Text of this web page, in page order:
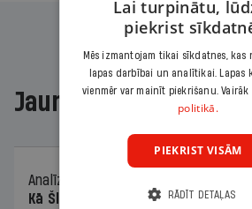
Jaunākajā žurnālā
Analīze
Kā Šlesera partija palika nesodīta
Lai turpinātu,
piekrist
Mēs izmantojam tikai sīkdatnes, kas
lapas darbībai un analītikai. Lapas
vienmēr var mainīt piekrišanu. Vairāk
politikā.
PIEKRIST VISĀM
RĀDĪT DETAĻAS